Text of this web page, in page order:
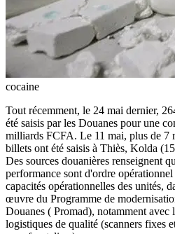
cocaine
Tout récemment, le 24 mai dernier,
été saisis par les Douanes pour une
milliards FCFA. Le 11 mai, plus de 7
billets ont été saisis à Thiès, Kolda
Des sources douanières renseignent
performance sont d'ordre
capacités opérationnelles des unités,
œuvre du Programme de
Douanes ( Promad), notamment avec
logistiques de qualité (scanners fixes